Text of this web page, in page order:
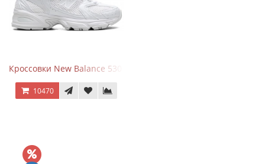
Кроссовки New Balance 530 Total White Silver
10470